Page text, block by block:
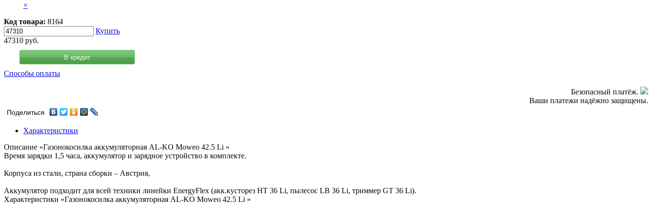
×
Код товара: 8164
Купить
47310 руб.
В кредит
Способы оплаты
Безопасный платёж.
Ваши платежи надёжно защищены.
Поделиться
Характеристики
Описание «Газонокосилка аккумуляторная AL-KO Moweo 42.5 Li »
Время зарядки 1,5 часа, аккумулятор и зарядное устройство в комплекте.
Корпуса из стали, страна сборки – Австрия,
Аккумулятор подходит для всей техники линейки EnergyFlex (акк.кусторез HT 36 Li, пылесос LB 36 Li, триммер GT 36 Li).
Характеристики «Газонокосилка аккумуляторная AL-KO Moweo 42.5 Li »